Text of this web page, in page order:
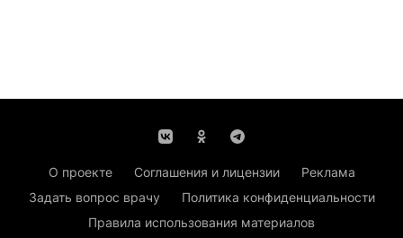
О проекте Соглашения и лицензии
Реклама
Задать вопрос врачу
Политика конфиденциальности
Правила использования материалов